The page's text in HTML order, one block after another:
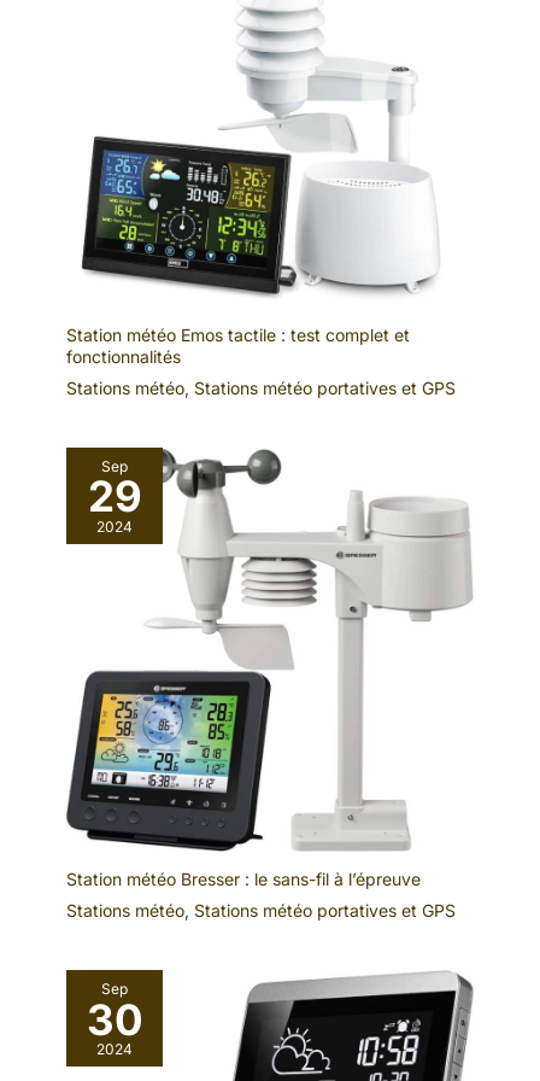
Prend en charge jusqu’à 3 capteurs, assurez-vous qu’ils sont
dans des canaux différents.
Station météo Emos tactile : test complet et
fonctionnalités
Stations météo, Stations météo portatives et GPS
Sep
29
2024
Station météo Bresser : le sans-fil à l’épreuve
Stations météo, Stations météo portatives et GPS
Sep
30
2024